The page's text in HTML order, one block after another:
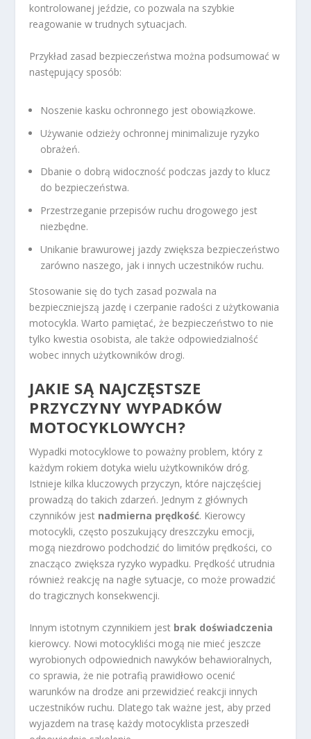
kontrolowanej jeździe, co pozwala na szybkie
reagowanie w trudnych sytuacjach.
Przykład zasad bezpieczeństwa można podsumować w
następujący sposób:
Noszenie kasku ochronnego jest obowiązkowe.
Używanie odzieży ochronnej minimalizuje ryzyko
obrażeń.
Dbanie o dobrą widoczność podczas jazdy to klucz
do bezpieczeństwa.
Przestrzeganie przepisów ruchu drogowego jest
niezbędne.
Unikanie brawurowej jazdy zwiększa bezpieczeństwo
zarówno naszego, jak i innych uczestników ruchu.
Stosowanie się do tych zasad pozwala na
bezpieczniejszą jazdę i czerpanie radości z użytkowania
motocykla. Warto pamiętać, że bezpieczeństwo to nie
tylko kwestia osobista, ale także odpowiedzialność
wobec innych użytkowników drogi.
JAKIE SĄ NAJCZĘSTSZE
PRZYCZYNY WYPADKÓW
MOTOCYKLOWYCH?
Wypadki motocyklowe to poważny problem, który z
każdym rokiem dotyka wielu użytkowników dróg.
Istnieje kilka kluczowych przyczyn, które najczęściej
prowadzą do takich zdarzeń. Jednym z głównych
czynników jest nadmierna prędkość. Kierowcy
motocykli, często poszukujący dreszczyku emocji,
mogą niezdrowo podchodzić do limitów prędkości, co
znacząco zwiększa ryzyko wypadku. Prędkość utrudnia
również reakcję na nagłe sytuacje, co może prowadzić
do tragicznych konsekwencji.
Innym istotnym czynnikiem jest brak doświadczenia
kierowcy. Nowi motocykliści mogą nie mieć jeszcze
wyrobionych odpowiednich nawyków behawioralnych,
co sprawia, że nie potrafią prawidłowo ocenić
warunków na drodze ani przewidzieć reakcji innych
uczestników ruchu. Dlatego tak ważne jest, aby przed
wyjazdem na trasę każdy motocyklista przeszedł